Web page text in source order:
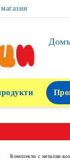
Комплекти с метални